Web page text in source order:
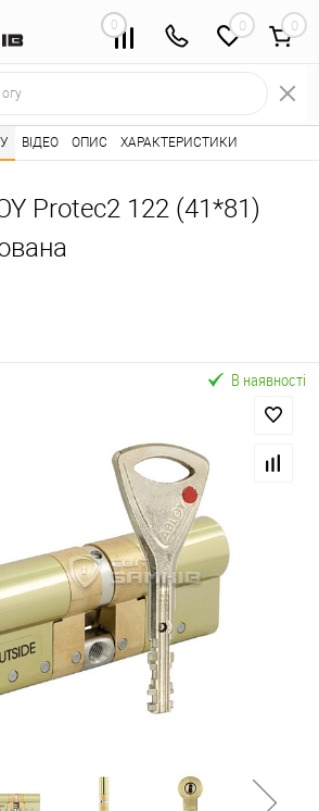
0 0
• Каталог товарів ⭐ • Серцевини
Protec2 122 (41*81)
ВІДЕО ОПИС ХАРАКТЕРИСТИКИ
В наявності